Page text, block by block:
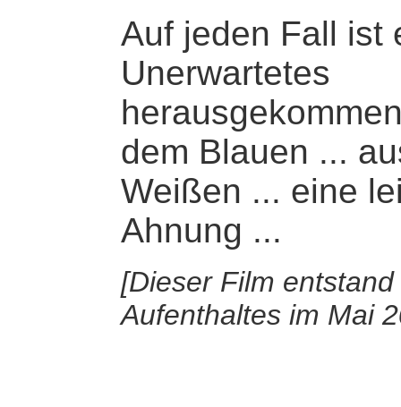
Auf jeden Fall ist
Unerwartetes
dem Blauen ...
Weißen ... eine
Ahnung ...
[Dieser Film
Aufenthaltes im Mai